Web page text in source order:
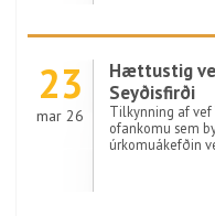
23
mar 26
Hættustig
Seyðisfirði
Tilkynning af vef
ofankomu sem
úrkomuákefðin